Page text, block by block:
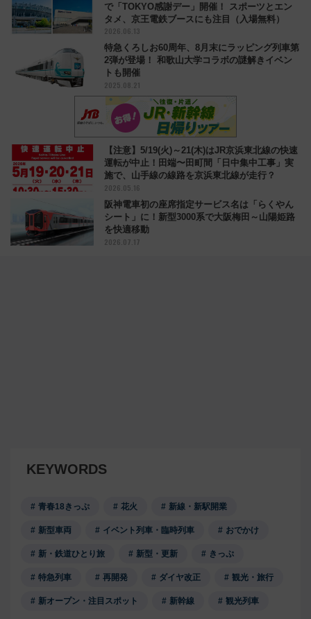
で「TOKYO感謝デー」開催！ スポーツとエン
タメ、京王電鉄ブースにも注目（入場無料）
2026.06.13
特急くろしお60周年、8月末にラッピング列車第
2弾が登場！ 和歌山大学コラボの謎解きイベン
トも開催
2025.08.21
【注意】5/19(火)～21(木)はJR京浜東北線の快速
運転が中止！田端〜田町間「日中集中工事」実
施で、山手線の線路を京浜東北線が走行？
2026.05.16
阪神電車初の座席指定サービス名は「らくやん
シート」に！新型3000系で大阪梅田～山陽姫路
を快適移動
2026.07.17
KEYWORDS
青春18きっぷ 花火 新線・新駅開業
新型車両 イベント列車・臨時列車 おでかけ
新・鉄道ひとり旅 新型・更新 きっぷ
特急列車 再開発 ダイヤ改正 観光・旅行
新オープン・注目スポット 新幹線 観光列車